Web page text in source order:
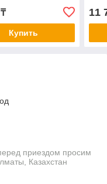
Купить
11
приездом просим
Казахстан